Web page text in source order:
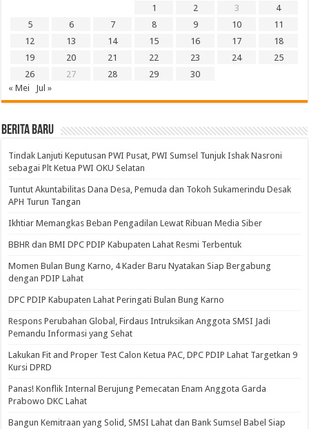
1
2 3
4
5
6 7 8 9 10
11
12
13 14 15 16 17
18
19
20 21 22 23 24
25
26
27 28 29
30
« Mei
Jul »
BERITA BARU
Tindak Lanjuti Keputusan PWI Pusat, PWI Sumsel Tunjuk Ishak Nasroni
sebagai Plt Ketua PWI OKU Selatan
Tuntut Akuntabilitas Dana Desa, Pemuda dan Tokoh Sukamerindu Desak
APH Turun Tangan
Ikhtiar Memangkas Beban Pengadilan Lewat Ribuan Media Siber
BBHR dan BMI DPC PDIP Kabupaten Lahat Resmi Terbentuk
Momen Bulan Bung Karno, 4 Kader Baru Nyatakan Siap Bergabung
dengan PDIP Lahat
DPC PDIP Kabupaten Lahat Peringati Bulan Bung Karno
Respons Perubahan Global, Firdaus Intruksikan Anggota SMSI Jadi
Pemandu Informasi yang Sehat
Lakukan Fit and Proper Test Calon Ketua PAC, DPC PDIP Lahat Targetkan 9
Kursi DPRD
Panas! Konflik Internal Berujung Pemecatan Enam Anggota Garda
Prabowo DKC Lahat
Bangun Kemitraan yang Solid, SMSI Lahat dan Bank Sumsel Babel Siap